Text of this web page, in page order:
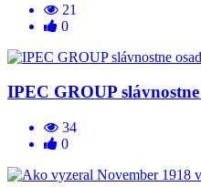
21
0
IPEC GROUP
34
0